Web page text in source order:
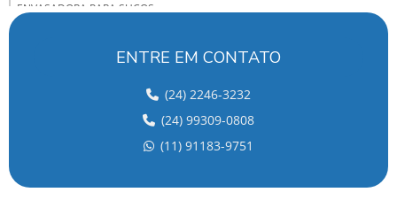
ENVASADORA PARA SUCOS
FABRICANTE DE MAQUINAS ENVASADORAS
ENTRE EM CONTATO
(24) 2246-3232
(24) 99309-0808
(11) 91183-9751